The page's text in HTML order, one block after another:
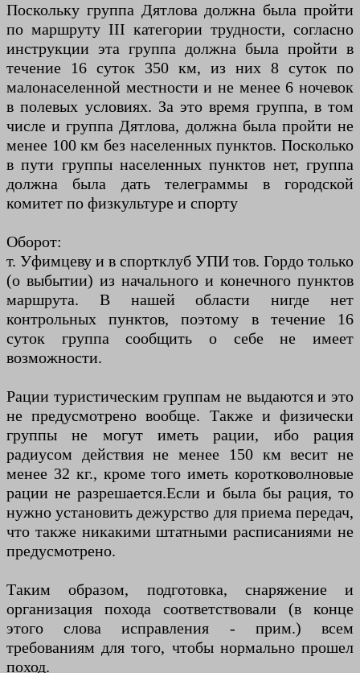
Поскольку группа Дятлова должна была пройти
по маршруту III категории трудности, согласно
инструкции эта группа должна была пройти в
течение 16 суток 350 км, из них 8 суток по
малонаселенной местности и не менее 6 ночевок
в полевых условиях. За это время группа, в том
числе и группа Дятлова, должна была пройти не
менее 100 км без населенных пунктов. Посколько
в пути группы населенных пунктов нет, группа
должна была дать телеграммы в городской
комитет по физкультуре и спорту
Оборот:
т. Уфимцеву и в спортклуб УПИ тов. Гордо только
(о выбытии) из начального и конечного пунктов
маршрута. В нашей области нигде нет
контрольных пунктов, поэтому в течение 16
суток группа сообщить о себе не имеет
возможности.
Рации туристическим группам не выдаются и это
не предусмотрено вообще. Также и физически
группы не могут иметь рации, ибо рация
радиусом действия не менее 150 км весит не
менее 32 кг., кроме того иметь коротковолновые
рации не разрешается.Если и была бы рация, то
нужно установить дежурство для приема передач,
что также никакими штатными расписаниями не
предусмотрено.
Таким образом, подготовка, снаряжение и
организация похода соответствовали (в конце
этого слова исправления - прим.) всем
требованиям для того, чтобы нормально прошел
поход.